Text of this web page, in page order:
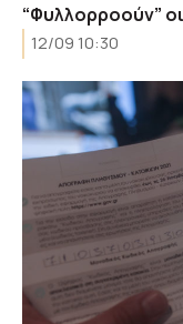
“Φυλλορροούν”
12/09 10:30